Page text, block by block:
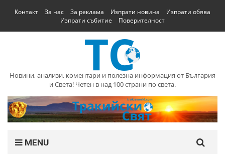
Контакт За нас За реклама Изпрати новина
Изпрати обява
Изпрати събитие
Поверителност
Новини, анализи, коментари и полезна информация от България
и Света! Четен в над 100 страни по света.
MENU